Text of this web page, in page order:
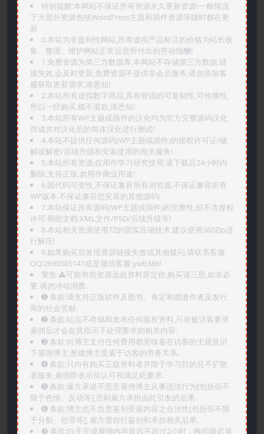
特别提醒:本网站不保证所有资源永久更新资源!一般情况
下大部分资源包括WordPress主题和插件资源等随时都在更
新
0.本站为非盈利性网站,所有虚拟产品标注的价格为站长收
集、整理、维护网站正常运营所付出的劳动报酬!
1.免费资源为第三方数据库,本网站不存储第三方数据,链
接失效,会及时更新,免费资源不提供非会员服务,请勿添加客
服获取更新需求,请悉知!
2.本站所有虚拟数字商品,具有较强的可复制性,可传播性,
所以一经购买,概不退款,请悉知!
3.本站所有WP主题或插件的汉化均为官方完整源码汉化
而成并对汉化后的简体汉化进行测试!
4.本站不提供任何源码(WP主题或插件)的授权许可证/破
解或解密/后续升级和安装使用的相关服务!
5.本站所有资源,仅用作学习研究使用,请下载后24小时内
删除,支持正版,勿用作商业用途!
6.因代码可变性,不保证兼容所有浏览器.不保证兼容所有
WP版本.不保证兼容您安装的其他源码!
7.本站保证所有源码(WP主题或插件)的完整性,但不含授权
许可.帮助文档.XML文件/PSD/后续升级等!
8.本站相关资源使用7Z的固实压缩技术,建议使用360Zip进
行解压!
9.如果购买后发现资源链接失效或其他疑问,请联系客服
QQ:2690565141或是微信客服:ywb386!
警告:⚠️可能有些资源远超资料原定价,购买请三思,如非必
要,请勿冲动消费.
➊️ 条款:请支持正版软件及图书。肯定和感激作者及发行
商的社会贡献.
➋️ 条款:站点不存储和发布任何版权资料,只在被访客要求
雇佣后才会在其指示下处理要求的相关内容.
➌️ 条款:向博主支付任何费用都意味着在访客的主观意识
下雇佣博主,形成博主受雇于访客的劳务关系.
➍️ 条款:只向有购买正版资料者并限于学习目的且不扩散
者服务,雇佣即表示你认可和满足此要求.
➎ 条款:雇方承诺不恶意雇佣博主从事违法行为[包括但不
限于色情、反动等],否则雇方承担由此引发的后果.
➏️ 条款:博主也不负责鉴别受雇内容之合法性[包括但不限
于分裂、犯罪等], 雇方需自行鉴别和承担相关后果.
❼ 条款:白天完成雇佣内容最迟不超过2小时，晚间最迟第